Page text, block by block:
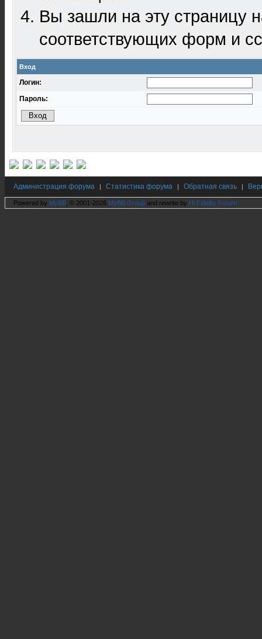
Вы зашли на эту
соответствующих форм и
Вход
Логин:
Пароль:
Администрация форума | Статистика форума | Обратная связь |
Powered by MyBB , © 2001-2026 MyBB Group and rewrite by Hi Fidelity Forum